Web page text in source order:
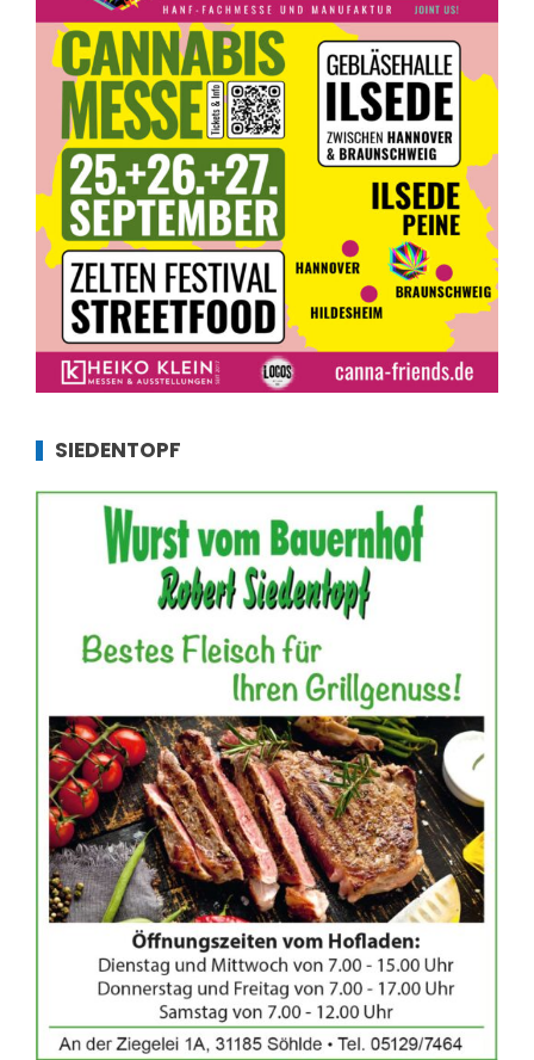
SIEDENTOPF